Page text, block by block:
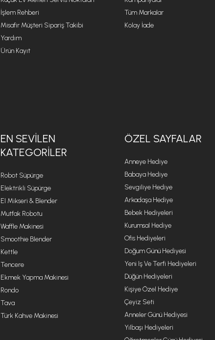
İşlem Rehberi
Misafir Müşteri Sipariş Takibi
Yardım
Ürün Kayıt
Tüm Markalar
Kolay İade
EN SEVILEN
KATEGORILER
Robot Süpürge
Elektrikli Süpürge
El Mikseri & Blender
Mutfak Robotu
Waffle Makinesi
Smoothie Blender
Kettle
Tencere
Ekmek Yapma Makinesi
Rondo
Tava
Türk Kahve Makinesi
ÖZEL SAYFALAR
Anneye Hediye
Babaya Hediye
Sevgiliye Hediye
Arkadaşa Hediye
Bebek Hediyeleri
Kurumsal Hediye
Ofis Hediyeleri
Doğum Günü Hediyesi
Yeni Iş Ve Terfi Hediyeleri
Düğün Hediyeleri
Kişiye Özel Hediye
Çeyiz Seti
Anneler Günü Hediyesi
Yılbaşı Hediyeleri